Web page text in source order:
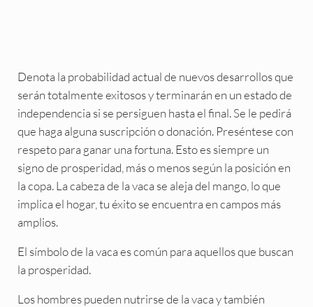
Denota la probabilidad actual de nuevos desarrollos que
serán totalmente exitosos y terminarán en un estado de
independencia si se persiguen hasta el final. Se le pedirá
que haga alguna suscripción o donación. Preséntese con
respeto para ganar una fortuna. Esto es siempre un
signo de prosperidad, más o menos según la posición en
la copa. La cabeza de la vaca se aleja del mango, lo que
implica el hogar, tu éxito se encuentra en campos más
amplios.
El símbolo de la vaca es común para aquellos que buscan
la prosperidad.
Los hombres pueden nutrirse de la vaca y también